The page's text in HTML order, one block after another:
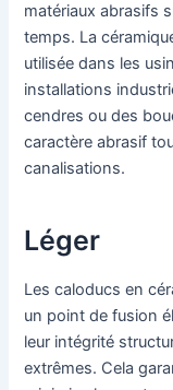
matériaux abrasifs
temps. La
utilisée dans les
installations
cendres ou des
caractère abrasif
canalisations.
Léger
Les caloducs en
un point de fusion
leur intégrité
extrêmes. Cela